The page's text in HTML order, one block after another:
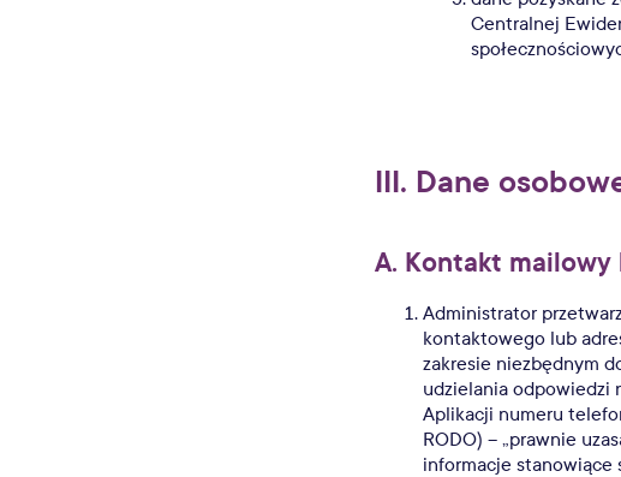
Centralnej
III. Dane
A. Kontakt
Administrator
kontaktowego lub
zakresie niezbędnym
udzielania odpowiedzi
Aplikacji numeru
RODO) – „prawnie
informacje stanowiące